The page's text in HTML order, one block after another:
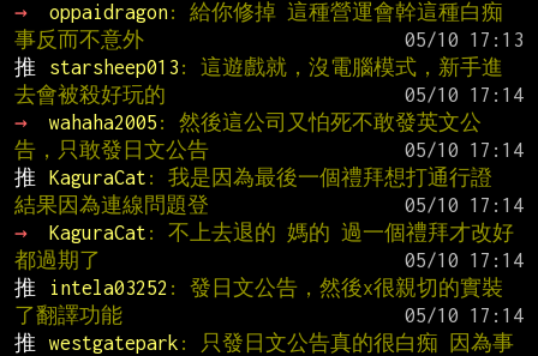
→
oppaidragon: 給你修掉 這種營運會幹這種白痴
事反而不意外
推
starsheep013 : 這遊戲就，沒電腦模式，新手進
去會被殺好玩的
→
wahaha2005 : 然後這公司又怕死不敢發英文公
告，只敢發日文公告
推
KaguraCat : 我是因為最後一個禮拜想打通行證
結果因為連線問題登
→
KaguraCat : 不上去退的 媽的 過一個禮拜才改好
都過期了
推
intela03252 : 發日文公告，然後x很親切的實裝
了翻譯功能
推
westgatepark : 只發日文公告真的很白痴 因為事